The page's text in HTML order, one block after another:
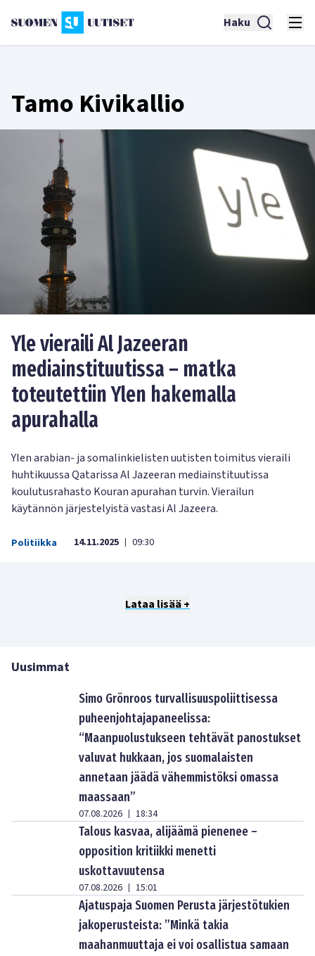
Haku
Tamo Kivikallio
Yle vieraili Al Jazeeran
mediainstituutissa – matka
toteutettiin Ylen hakemalla
apurahalla
Ylen arabian- ja somalinkielisten uutisten toimitus vieraili
huhtikuussa Qatarissa Al Jazeeran mediainstituutissa
koulutusrahasto Kouran apurahan turvin. Vierailun
käytännön järjestelyistä vastasi Al Jazeera.
Politiikka 14.11.2025 | 09:30
Lataa lisää +
Uusimmat
Simo Grönroos turvallisuuspoliittisessa
puheenjohtajapaneelissa:
“Maanpuolustukseen tehtävät panostukset
valuvat hukkaan, jos suomalaisten
annetaan jäädä vähemmistöksi omassa
maassaan”
07.08.2026 | 18:34
Talous kasvaa, alijäämä pienenee –
opposition kritiikki menetti
uskottavuutensa
07.08.2026 | 15:01
Ajatuspaja Suomen Perusta järjestötukien
jakoperusteista: ”Minkä takia
maahanmuuttaja ei voi osallistua samaan